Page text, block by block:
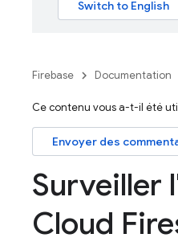
Firebase Documentation
Ce contenu vous a-t-il été
Envoyer des
Surveiller
Cloud